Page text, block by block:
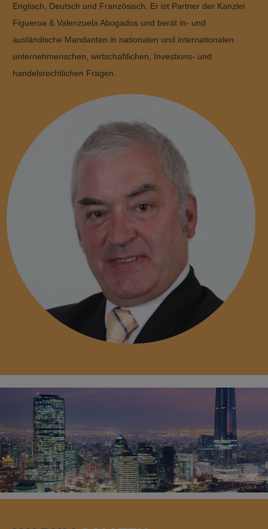
Englisch, Deutsch und Französisch. Er ist Partner der Kanzlei
Figueroa & Valenzuela Abogados und berät in- und
ausländische Mandanten in nationalen und internationalen
unternehmerischen, wirtschaftlichen, Investions- und
handelsrechtlichen Fragen.